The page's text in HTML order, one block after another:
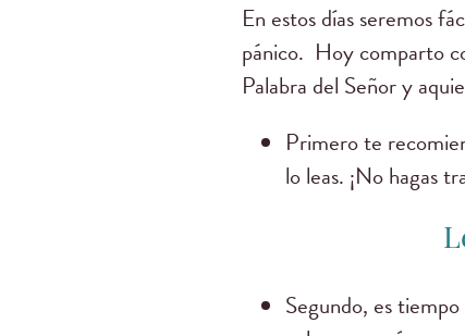
En estos días seremos
pánico. Hoy comparto
Palabra del Señor y
Primero te
lo leas. ¡No hagas
Segundo, es